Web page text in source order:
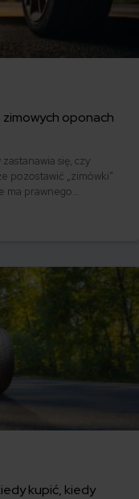
oponach
się, czy
pozostawić „zimówki”
ma prawnego
okazać się nie
kupić, kiedy